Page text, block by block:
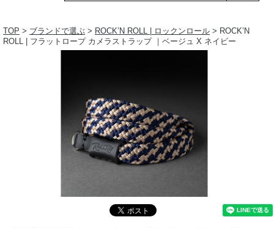
TOP > ブランドで選ぶ > ROCK’N ROLL | ロックンロール > ROCK’N
ROLL | フラットロープ カメラストラップ ｜ベージュ X ネイビー